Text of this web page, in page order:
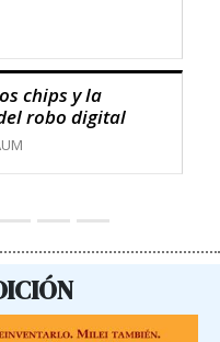
chips y la
robo digital